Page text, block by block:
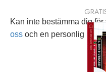
Kan inte bestämma dig
oss och en personlig